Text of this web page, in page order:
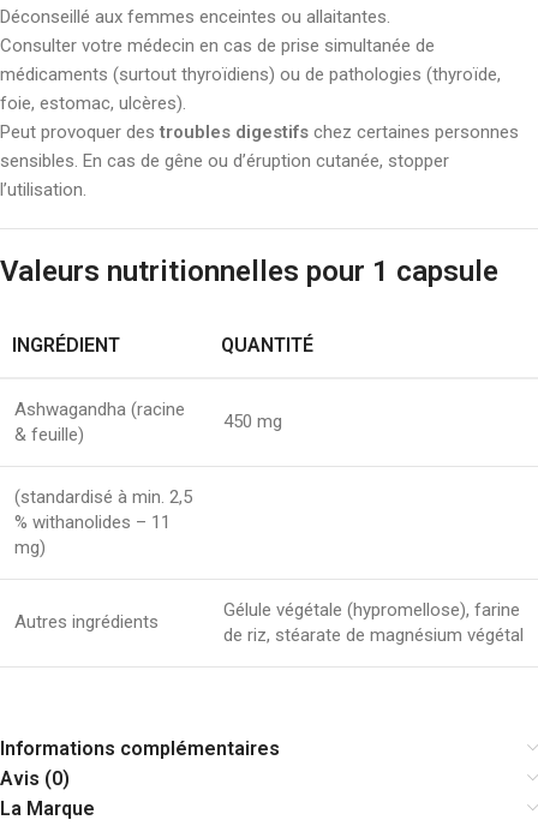
Déconseillé aux femmes enceintes ou allaitantes.
Consulter votre médecin en cas de prise simultanée de
médicaments (surtout thyroïdiens) ou de pathologies (thyroïde,
foie, estomac, ulcères).
Peut provoquer destroubles digestifs chez certaines personnes
sensibles. En cas de gêne ou d’éruption cutanée, stopper
l’utilisation.
Valeurs nutritionnelles pour 1 capsule
INGRÉDIENT QUANTITÉ
Ashwagandha (racine
& feuille)
450 mg
(standardisé à min. 2,5
% withanolides – 11
mg)
Autres ingrédients
Gélule végétale (hypromellose), farine
de riz, stéarate de magnésium végétal
Informations complémentaires
Avis (0)
La Marque